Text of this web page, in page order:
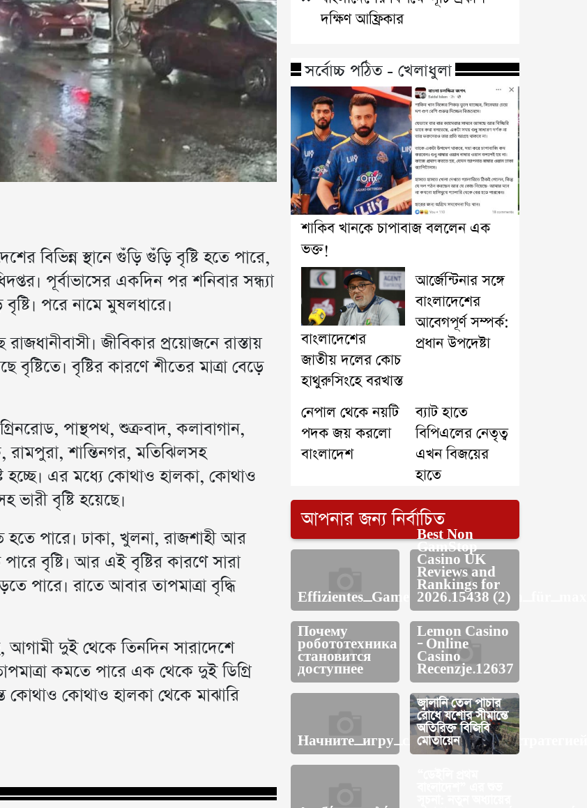
বিভিন্ন স্থানে গুঁড়ি গুঁড়ি বৃষ্টি হতে পারে,
পূর্বাভাসের একদিন পর শনিবার সন্ধ্যা
পরে নামে মুষলধারে।
জীবিকার প্রয়োজনে রাস্তায়
বৃষ্টির কারণে শীতের মাত্রা বেড়ে
পান্থপথ, শুক্রবাদ, কলাবাগান,
রামপুরা, শান্তিনগর, মতিঝিলসহ
হচ্ছে। এর মধ্যে কোথাও হালকা, কোথাও
বৃষ্টি হয়েছে।
হতে পারে। ঢাকা, খুলনা, রাজশাহী আর
বৃষ্টি। আর এই বৃষ্টির কারণে সারা
পারে। রাতে আবার তাপমাত্রা বৃদ্ধি
আগামী দুই থেকে তিনদিন সারাদেশে
কমতে পারে এক থেকে দুই ডিগ্রি
কোথাও কোথাও হালকা থেকে মাঝারি
দক্ষিণ আফ্রিকার
সর্বোচ্চ পঠিত - খেলাধুলা
শাকিব খানকে চাপাবাজ বললেন এক
ভক্ত!
বাংলাদেশের
জাতীয় দলের কোচ
হাথুরুসিংহে বরখাস্ত
আর্জেন্টিনার সঙ্গে
বাংলাদেশের
আবেগপূর্ণ সম্পর্ক:
প্রধান উপদেষ্টা
নেপাল থেকে নয়টি
পদক জয় করলো
বাংলাদেশ
ব্যাট হাতে
বিপিএলের নেতৃত্ব
এখন বিজয়ের
হাতে
আপনার জন্য নির্বাচিত
Best Non
GamStop
Casino UK
Reviews and
Rankings for
2026.15438 (2)
Почему
робототехника
становится
доступнее
Lemon Casino
– Online
Casino
Recenzje.12637
জ্বালানি তেল পাচার
রোধে যশোর সীমান্তে
অতিরিক্ত বিজিবি
মোতায়েন